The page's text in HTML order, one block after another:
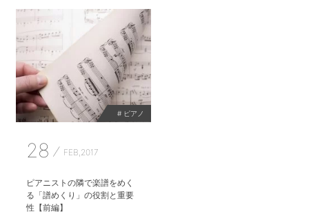
# ピアノ
28 FEB,2017
ピアニストの隣で楽譜をめく
る「譜めくり」の役割と重要
性【前編】